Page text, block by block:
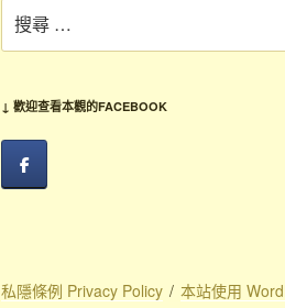
尋：
↓ 歡迎查看本觀的FACEBOOK
私隱條例 Privacy Policy 本站使用